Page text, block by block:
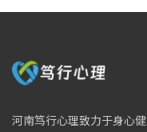
河南笃行心理致力于身心